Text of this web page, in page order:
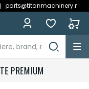
parts@titanmachinery.ro
PREMIUM